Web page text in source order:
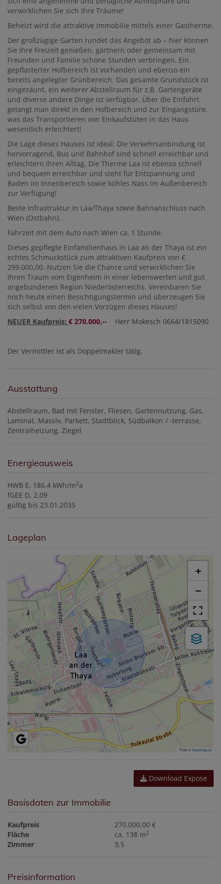
verwirklichen Sie sich Ihre Träume!
Beheizt wird die attraktive Immobilie mittels einer Gastherme.
Der großzügige Garten rundet das Angebot ab – hier können
Sie Ihre Freizeit genießen, gärtnern oder gemeinsam mit
Freunden und Familie schöne Stunden verbringen. Ein
gepflasterter Hofbereich ist vorhanden und ebenso ein
bereits angelegter Grünbereich. Das gesamte Grundstück ist
eingezäunt, ein weiterer Abstellraum für z.B. Gartengeräte
und diverse andere Dinge ist verfügbar. Über die Einfahrt
gelangt man direkt in den Hofbereich und zur Eingangstüre,
was das Transportieren von Einkaufstüten in das Haus
wesentlich erleichtert!
Die Lage dieses Hauses ist ideal: Die Verkehrsanbindung ist
hervorragend, Bus und Bahnhof sind schnell erreichbar und
erleichtern Ihren Alltag. Die Therme Laa ist ebenso schnell
und bequem erreichbar und steht für Entspannung und
Baden im Innenbereich sowie kühles Nass im Außenbereich
zur Verfügung!
Beste Infrastruktur in Laa/Thaya sowie Bahnanschluss nach
Wien (Ostbahn).
Fahrzeit mit dem Auto nach Wien ca. 1 Stunde.
Dieses gepflegte Einfamilienhaus in Laa an der Thaya ist ein
echtes Schmuckstück zum attraktiven Kaufpreis von €
299.000,00. Nutzen Sie die Chance und verwirklichen Sie
Ihren Traum vom Eigenheim in einer lebenswerten und gut
angebundenen Region Niederösterreichs. Vereinbaren Sie
noch heute einen Besichtigungstermin und überzeugen Sie
sich selbst von den vielen Vorzügen dieses Hauses!
NEUER Kaufpreis: € 270.000,-- Herr Mokesch 0664/1815090
Der Vermittler ist als Doppelmakler tätig.
Ausstattung
Abstellraum Bad mit Fenster Fliesen Gartennutzung Gas
Laminat Massiv Parkett Stadtblick Südbalkon / -terrasse
Zentralheizung Ziegel
Energieausweis
HWB E, 186.4 kWh/m2a
fGEE D, 2,09
gültig bis 23.01.2035
Lageplan
+
−
Tiles ©basemap.at
Download Expose
Basisdaten zur Immobilie
Kaufpreis
270.000,00 €
Fläche
ca. 138 m2
Zimmer 3,5
Preisinformation